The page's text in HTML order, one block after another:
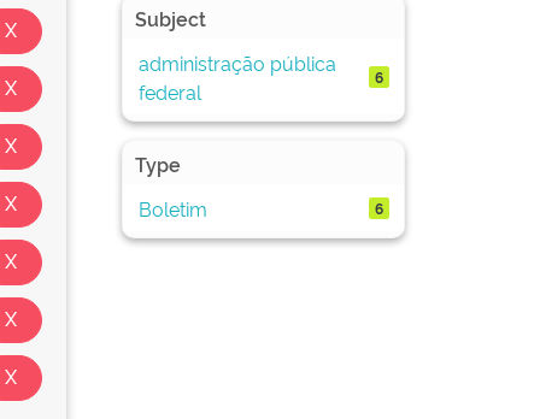
Subject
administração pública
federal
6
Type
Boletim
6